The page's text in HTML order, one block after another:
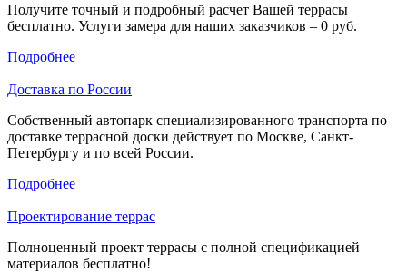
Получите точный и подробный расчет Вашей террасы
бесплатно. Услуги замера для наших заказчиков – 0 руб.
Подробнее
Доставка по России
Собственный автопарк специализированного транспорта по
доставке террасной доски действует по Москве, Санкт-
Петербургу и по всей России.
Подробнее
Проектирование террас
Полноценный проект террасы с полной спецификацией
материалов бесплатно!